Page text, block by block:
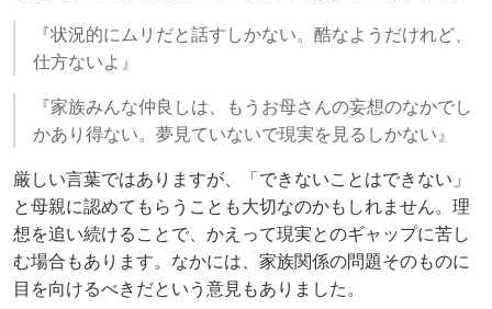
『状況的にムリだと話すしかない。酷なようだけれど、
仕方ないよ』
『家族みんな仲良しは、もうお母さんの妄想のなかでし
かあり得ない。夢見ていないで現実を見るしかない』
厳しい言葉ではありますが、「できないことはできない」
と母親に認めてもらうことも大切なのかもしれません。理
想を追い続けることで、かえって現実とのギャップに苦し
む場合もあります。なかには、家族関係の問題そのものに
目を向けるべきだという意見もありました。